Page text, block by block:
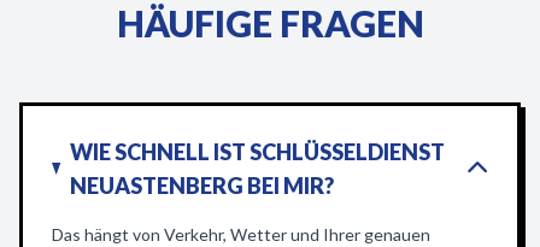
HÄUFIGE FRAGEN
WIE SCHNELL IST SCHLÜSSELDIENST
NEUASTENBERG BEI MIR?
Das hängt von Verkehr, Wetter und Ihrer genauen